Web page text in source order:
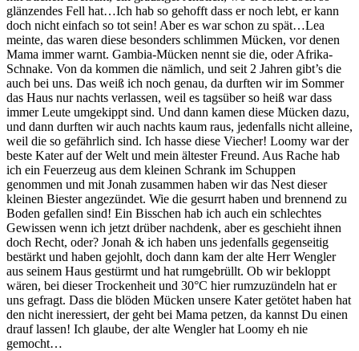
glänzendes Fell hat…Ich hab so gehofft dass er noch lebt, er kann
doch nicht einfach so tot sein! Aber es war schon zu spät…Lea
meinte, das waren diese besonders schlimmen Mücken, vor denen
Mama immer warnt. Gambia-Mücken nennt sie die, oder Afrika-
Schnake. Von da kommen die nämlich, und seit 2 Jahren gibt’s die
auch bei uns. Das weiß ich noch genau, da durften wir im Sommer
das Haus nur nachts verlassen, weil es tagsüber so heiß war dass
immer Leute umgekippt sind. Und dann kamen diese Mücken dazu,
und dann durften wir auch nachts kaum raus, jedenfalls nicht alleine,
weil die so gefährlich sind. Ich hasse diese Viecher! Loomy war der
beste Kater auf der Welt und mein ältester Freund. Aus Rache hab
ich ein Feuerzeug aus dem kleinen Schrank im Schuppen
genommen und mit Jonah zusammen haben wir das Nest dieser
kleinen Biester angezündet. Wie die gesurrt haben und brennend zu
Boden gefallen sind! Ein Bisschen hab ich auch ein schlechtes
Gewissen wenn ich jetzt drüber nachdenk, aber es geschieht ihnen
doch Recht, oder? Jonah & ich haben uns jedenfalls gegenseitig
bestärkt und haben gejohlt, doch dann kam der alte Herr Wengler
aus seinem Haus gestürmt und hat rumgebrüllt. Ob wir bekloppt
wären, bei dieser Trockenheit und 30°C hier rumzuzündeln hat er
uns gefragt. Dass die blöden Mücken unsere Kater getötet haben hat
den nicht ineressiert, der geht bei Mama petzen, da kannst Du einen
drauf lassen! Ich glaube, der alte Wengler hat Loomy eh nie
gemocht…